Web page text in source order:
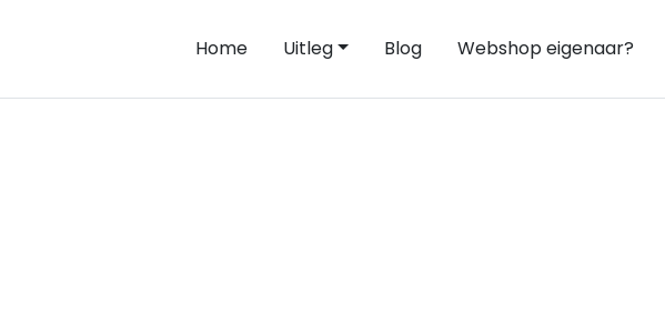
Home Uitleg Blog Webshop eigenaar?